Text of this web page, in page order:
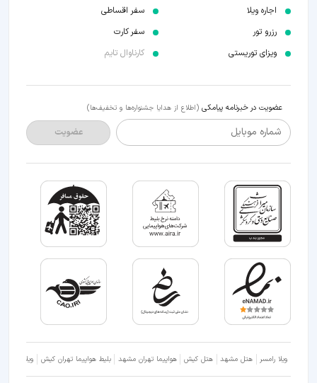
اجاره ویلا
رزرو تور
ویزای توریستی
سفر اقساطی
سفر کارت
کارناوال تایم
عضویت در خبرنامه پیامکی (اطلاع از هدایا جشنواره‌ها و تخفیف‌ها)
شماره موبایل عضویت
ویلا رامسر هتل مشهد هتل کیش هواپیما تهران مشهد بلیط هواپیما تهران کیش ویلا شمال